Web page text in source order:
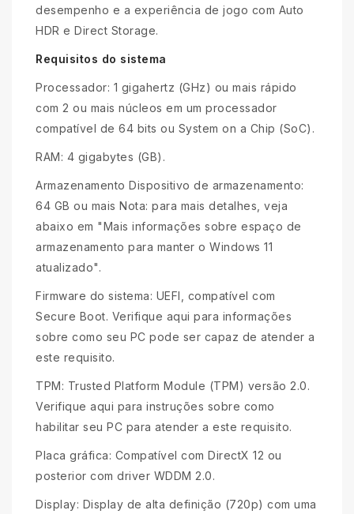
desempenho e a experiência de jogo com Auto
HDR e Direct Storage.
Requisitos do sistema
Processador: 1 gigahertz (GHz) ou mais rápido
com 2 ou mais núcleos em um processador
compatível de 64 bits ou System on a Chip (SoC).
RAM: 4 gigabytes (GB).
Armazenamento Dispositivo de armazenamento:
64 GB ou mais Nota: para mais detalhes, veja
abaixo em "Mais informações sobre espaço de
armazenamento para manter o Windows 11
atualizado".
Firmware do sistema: UEFI, compatível com
Secure Boot. Verifique aqui para informações
sobre como seu PC pode ser capaz de atender a
este requisito.
TPM: Trusted Platform Module (TPM) versão 2.0.
Verifique aqui para instruções sobre como
habilitar seu PC para atender a este requisito.
Placa gráfica: Compatível com DirectX 12 ou
posterior com driver WDDM 2.0.
Display: Display de alta definição (720p) com uma